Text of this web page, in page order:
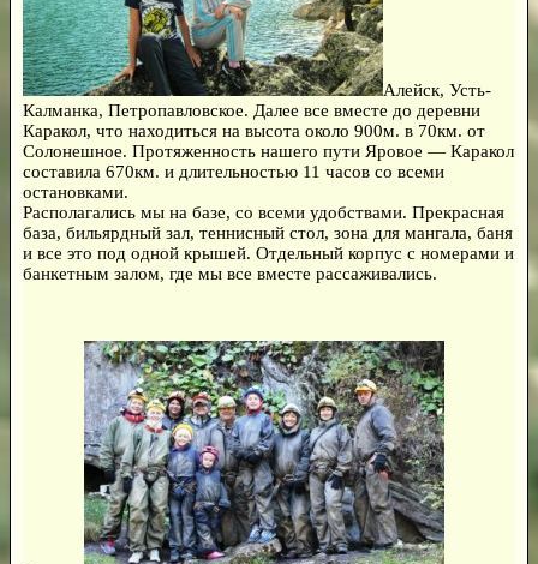
Алейск, Усть-
Калманка, Петропавловское. Далее все вместе до деревни
Каракол, что находиться на высота около 900м. в 70км. от
Солонешное. Протяженность нашего пути Яровое — Каракол
составила 670км. и длительностью 11 часов со всеми
остановками.
Располагались мы на базе, со всеми удобствами. Прекрасная
база, бильярдный зал, теннисный стол, зона для мангала, баня
и все это под одной крышей. Отдельный корпус с номерами и
банкетным залом, где мы все вместе рассаживались.